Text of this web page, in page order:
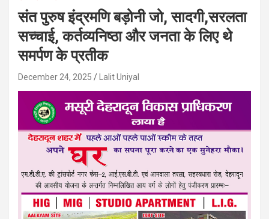
संत पुरुष इंद्रमणि बड़ोनी जो, सादगी,सरलता
सच्चाई, कर्तव्यनिष्ठा और जनता के लिए थे
समर्पण के प्रतीक
December 24, 2025 Lalit Uniyal